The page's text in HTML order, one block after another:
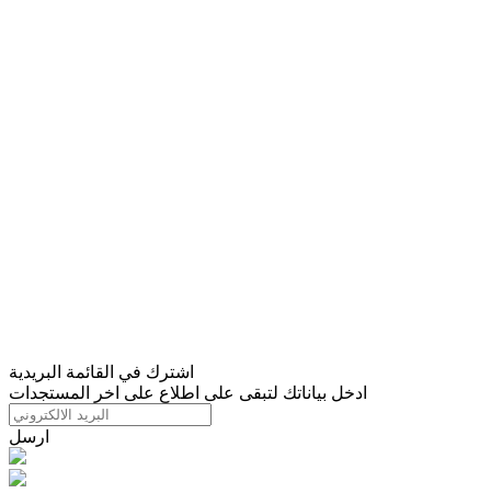
اشترك في القائمة البريدية
ادخل بياناتك لتبقى على اطلاع على اخر المستجدات
ارسل